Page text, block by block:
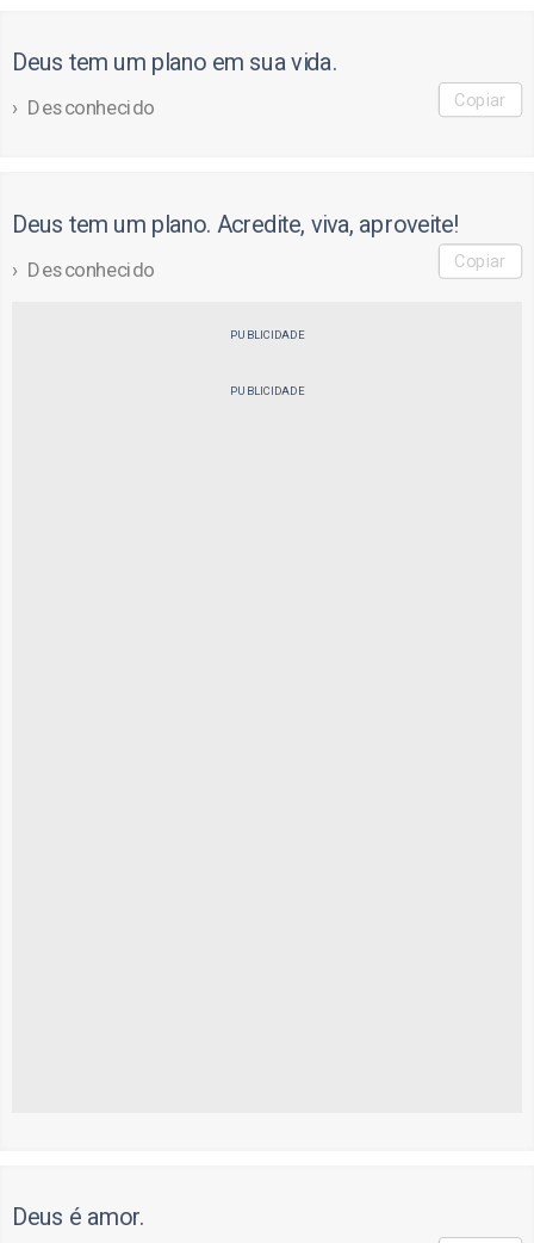
Deus tem um plano em sua vida.
Desconhecido Copiar
Deus tem um plano. Acredite, viva, aproveite!
Desconhecido Copiar
PUBLICIDADE
PUBLICIDADE
Deus é amor.